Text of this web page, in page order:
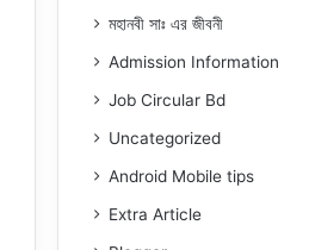
মহানবীসাঃ এর জীবনী
Admission Information
Job Circular Bd
Uncategorized
Android Mobile tips
Extra Article